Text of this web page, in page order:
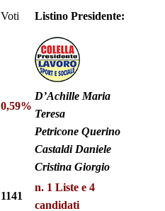
Voti Listino Presidente:
0,59%
D’Achille Maria
Teresa
Petricone Querino
Castaldi Daniele
Cristina Giorgio
1141
n. 1 Liste e 4
candidati